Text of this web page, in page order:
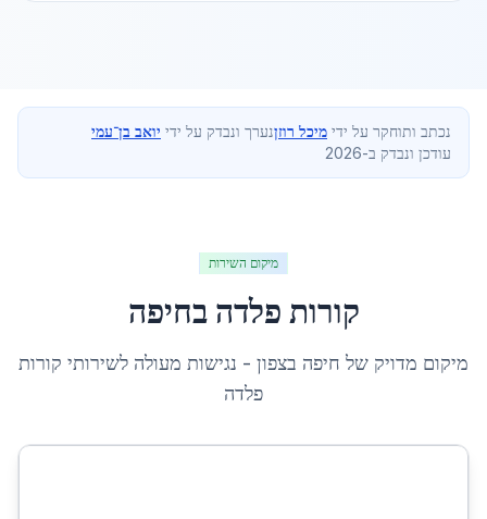
נכתב ותוחקר על ידי מיכל רוזןנערך ונבדק על ידי יואב בן־עמי
עודכן ונבדק ב-2026
מיקום השירות
קורות פלדה בחיפה
מיקום מדויק של חיפה בצפון - נגישות מעולה לשירותי קורות
פלדה